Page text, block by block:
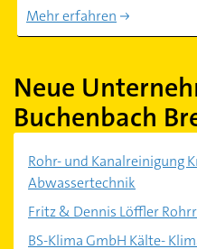
Mehr erfahren
Neue
Buchenbach
Rohr- und Kanalreinigung
Abwassertechnik
Fritz & Dennis Löffler
BS-Klima GmbH Kälte-